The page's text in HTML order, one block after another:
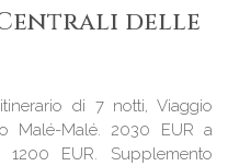
delle
di 7 notti, Viaggio
Malé-Malé. 2030 EUR a
EUR. Supplemento